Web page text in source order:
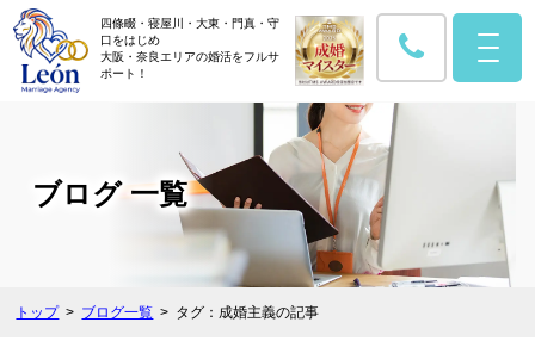
四條畷・寝屋川・大東・門真・守
口をはじめ
大阪・奈良エリアの婚活をフルサ
ポート！
ブログ 一覧
トップ ブログ一覧 タグ：成婚主義の記事